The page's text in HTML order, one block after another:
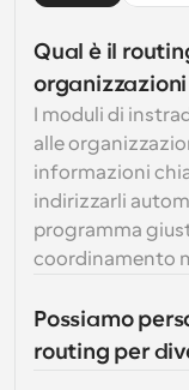
Qual è il
I moduli di
alle
informazioni
indirizzarli
programma
coordinamento
Possiamo
routing per